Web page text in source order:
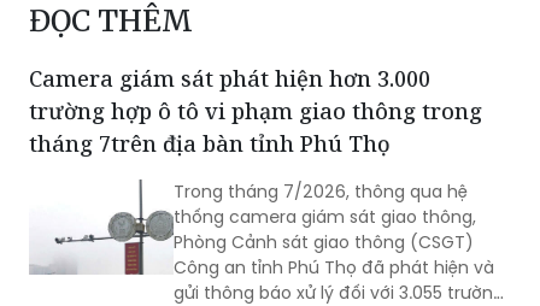
ĐỌC THÊM
Camera giám sát phát hiện hơn 3.000
trường hợp ô tô vi phạm giao thông trong
tháng 7trên địa bàn tỉnh Phú Thọ
Trong tháng 7/2026, thông qua hệ
thống camera giám sát giao thông,
Phòng Cảnh sát giao thông (CSGT)
Công an tỉnh Phú Thọ đã phát hiện và
gửi thông báo xử lý đối với 3.055 trường